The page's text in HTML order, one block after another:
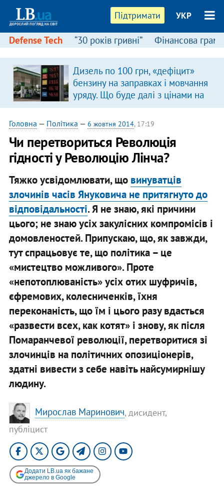
Підтримати УКР
Defense Tech “30 років гривні” Фінансова
Дизель по 100 грн, «дефіцит»
бензину на заправках і мовчання
уряду. Що буде далі з цінами на
пальне?
Головна — Політика — 6 жовтня 2014, 17:19
Чи перетвориться Революція
гідності у Революцію Лінча?
Тяжко усвідомлювати, що винуватців
злочинів часів Януковича не притягнуто до
відповідальності. Я не знаю, які причини
цього; не знаю усіх закулісних компромісів і
домовленостей. Припускаю, що, як завжди,
тут спрацьовує те, що політика – це
«мистецтво можливого». Проте
«непотоплюваність» усіх отих шуфричів,
єфремових, колесниченків, їхня
переконаність, що їм і цього разу вдасться
«развести всех, как котят» і знову, як після
Помаранчевої революції, перетворитися зі
злочинців на політичних опозиціонерів,
здатні вивести з себе навіть найсумирнішу
людину.
Мирослав Маринович, дисидент,
публіцист
Додати LB.ua як бажане
джерело в Google